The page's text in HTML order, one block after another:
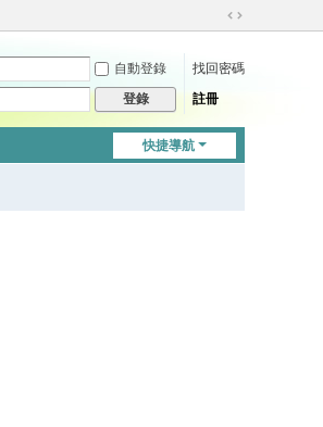
切
到
自動登錄
找回密碼
登錄 註冊
快捷導航